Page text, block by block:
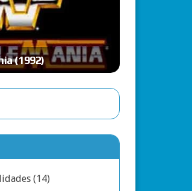
Blake Stone: Aliens of Gold
ous
(14)